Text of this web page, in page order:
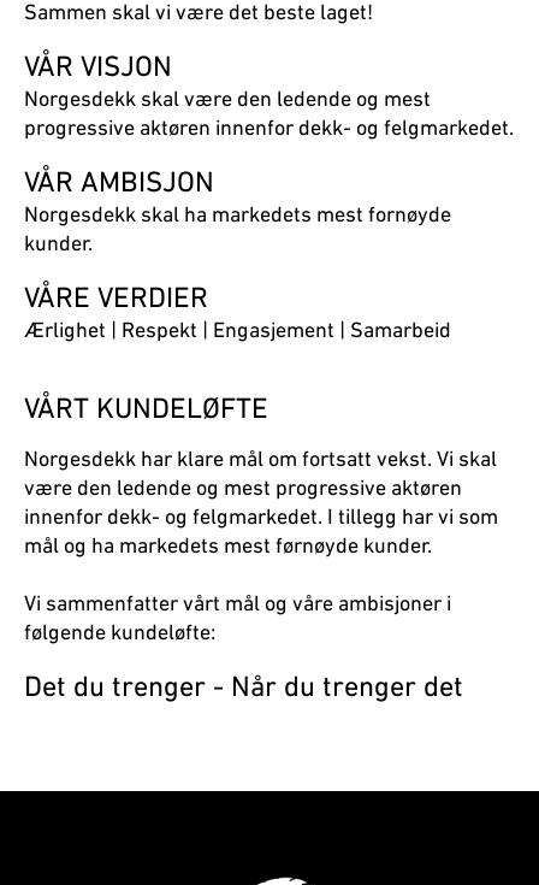
Sammen skal vi være det beste laget!
VÅR VISJON
Norgesdekk skal være den ledende og mest
progressive aktøren innenfor dekk- og felgmarkedet.
VÅR AMBISJON
Norgesdekk skal ha markedets mest fornøyde
kunder.
VÅRE VERDIER
Ærlighet | Respekt | Engasjement | Samarbeid
VÅRT KUNDELØFTE
Norgesdekk har klare mål om fortsatt vekst. Vi skal
være den ledende og mest progressive aktøren
innenfor dekk- og felgmarkedet. I tillegg har vi som
mål og ha markedets mest førnøyde kunder.
Vi sammenfatter vårt mål og våre ambisjoner i
følgende kundeløfte:
Det du trenger - Når du trenger det